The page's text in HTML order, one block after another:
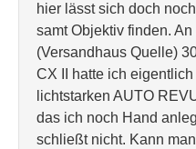
hier lässt sich doch
samt Objektiv finden.
(Versandhaus Quelle)
CX II hatte ich
lichtstarken AUTO
das ich noch Hand
schließt nicht. Kann